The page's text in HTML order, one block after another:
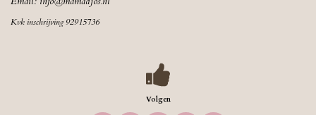
Kvk inschrijving 92915736
Volgen